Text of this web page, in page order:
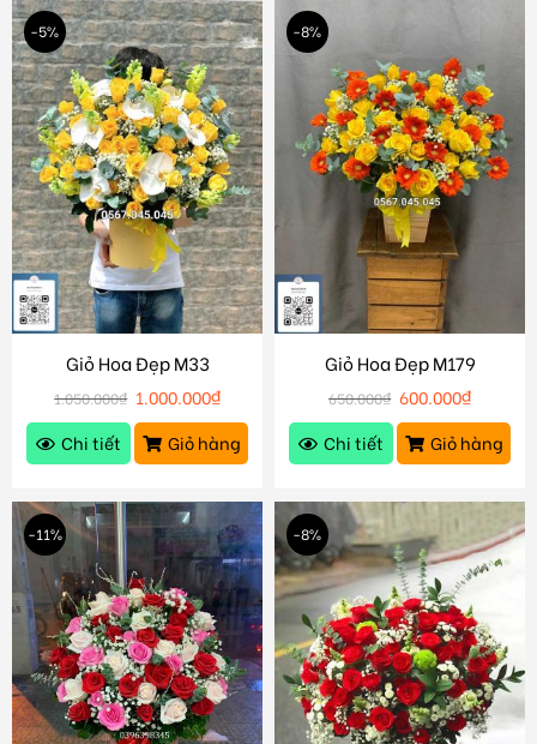
-5%
Giỏ Hoa Đẹp M33
1.050.000₫ 1.000.000₫
Chi tiết
Giỏ hàng
-8%
Giỏ Hoa Đẹp M179
650.000₫ 600.000₫
Chi tiết
Giỏ hàng
-11% -8%